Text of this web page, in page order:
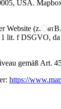
USA.
Website
f DSGVO,
gemäß Art.
https://